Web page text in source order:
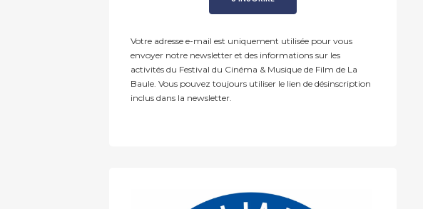
Votre adresse e-mail est uniquement utilisée pour vous
envoyer notre newsletter et des informations sur les
activités du Festival du Cinéma & Musique de Film de La
Baule. Vous pouvez toujours utiliser le lien de désinscription
inclus dans la newsletter.